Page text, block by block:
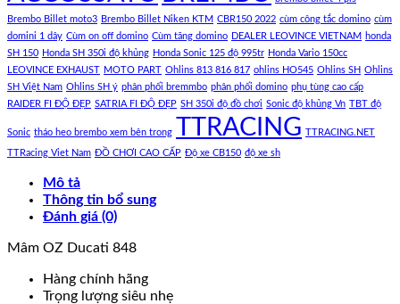
Brembo Billet moto3 Brembo Billet Niken KTM CBR150 2022 cùm công tắc domino cùm
domini 1 dây Cùm on off domino Cùm tăng domino DEALER LEOVINCE VIETNAM honda
SH 150 Honda SH 350i độ khủng Honda Sonic 125 độ 995tr Honda Vario 150cc
LEOVINCE EXHAUST MOTO PART Ohlins 813 816 817 ohlins HO545 Ohlins SH Ohlins
SH Việt Nam Ohlins SH ý phân phối bremmbo phân phối domino phụ tùng cao cấp
RAIDER FI ĐỘ ĐẸP SATRIA FI ĐỘ ĐẸP SH 350i độ đồ chơi Sonic độ khủng Vn TBT độ
Sonic tháo heo brembo xem bên trong TTRACING TTRACING.NET
TTRacing Viet Nam ĐỒ CHƠI CAO CẤP Độ xe CB150 độ xe sh
Mô tả
Thông tin bổ sung
Đánh giá (0)
Mâm OZ Ducati 848
Hàng chính hãng
Trọng lượng siêu nhẹ